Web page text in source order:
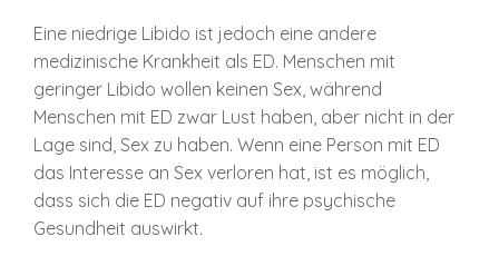
Eine niedrige Libido ist jedoch eine andere
medizinische Krankheit als ED. Menschen mit
geringer Libido wollen keinen Sex, während
Menschen mit ED zwar Lust haben, aber nicht in der
Lage sind, Sex zu haben. Wenn eine Person mit ED
das Interesse an Sex verloren hat, ist es möglich,
dass sich die ED negativ auf ihre psychische
Gesundheit auswirkt.